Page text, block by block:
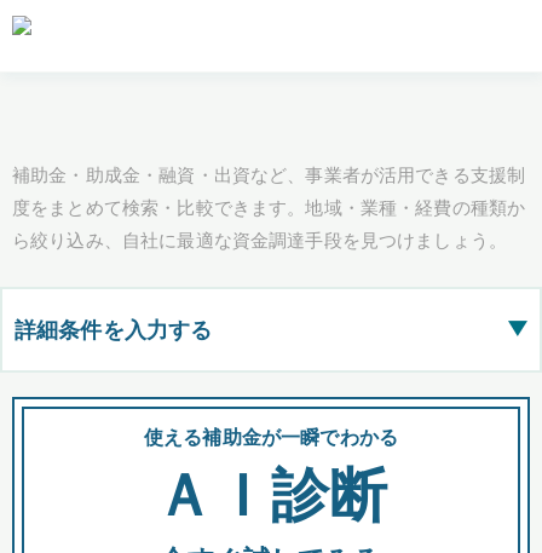
補助金・助成金・融資・出資など、事業者が活用できる支援制
度をまとめて検索・比較できます。地域・業種・経費の種類か
ら絞り込み、自社に最適な資金調達手段を見つけましょう。
詳細条件を入力する ▶
都道府県
全国の検索結果を含めて表示
使える補助金が一瞬でわかる
ＡＩ診断